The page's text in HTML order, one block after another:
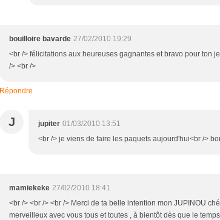
bouilloire bavarde 27/02/2010 19:29
<br /> félicitations aux heureuses gagnantes et bravo pour ton
/> <br />
Répondre
J jupiter 01/03/2010 13:51
<br /> je viens de faire les paquets aujourd'hui<br />
mamiekeke 27/02/2010 18:41
<br /> <br /> <br /> Merci de ta belle intention mon JUPINOU
merveilleux avec vous tous et toutes , à bientôt dès que le